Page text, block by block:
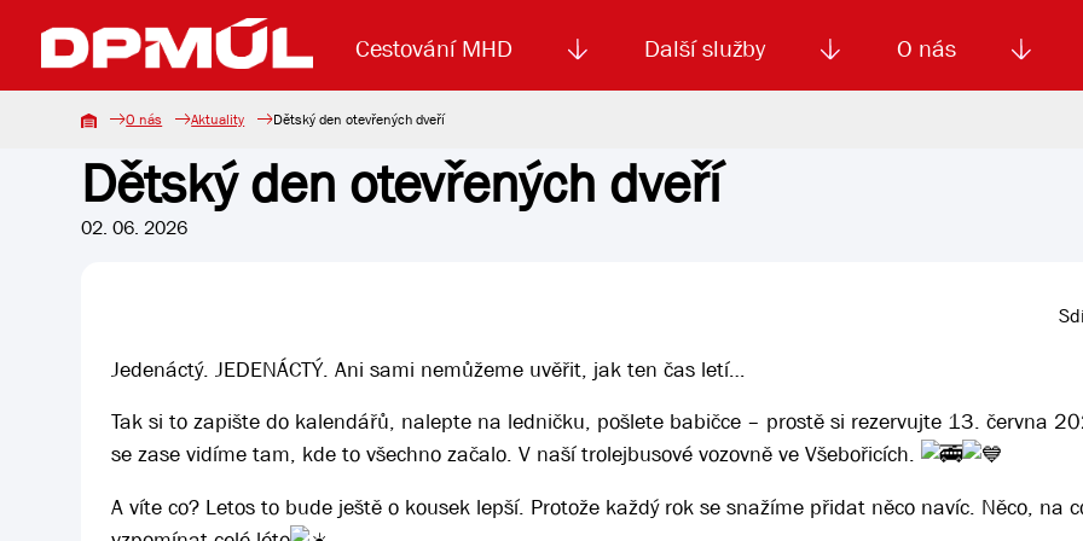
Cestování MHD
Uzavření mostu Dr. E. Beneše Koupit jízdenku Jízdné MHD
Další služby
Lanová dráha Reklama Smluvní doprava
O nás
Základní údaje Aktuality Výběrová řízení
O nás Aktuality Dětský den otevřených dveří
Dětský den otevřených dveří
02. 06. 2026
Jedenáctý. JEDENÁCTÝ. Ani sami nemůžeme uvěřit, jak ten čas letí…
Tak si to zapište do kalendářů, nalepte na ledničku, pošlete babičce – prostě si rezervujte 13. června
se zase vidíme tam, kde to všechno začalo. V naší trolejbusové vozovně ve Všebořicích.
A víte co? Letos to bude ještě o kousek lepší. Protože každý rok se snažíme přidat něco navíc. Něco, na